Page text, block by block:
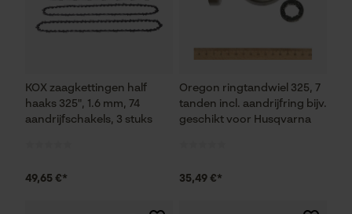
KOX zaagkettingen half
haaks 325", 1.6 mm, 74
aandrijfschakels, 3 stuks
49,65 €*
Oregon ringtandwiel 325, 7
tanden incl. aandrijfring bijv.
geschikt voor Husqvarna
35,49 €*